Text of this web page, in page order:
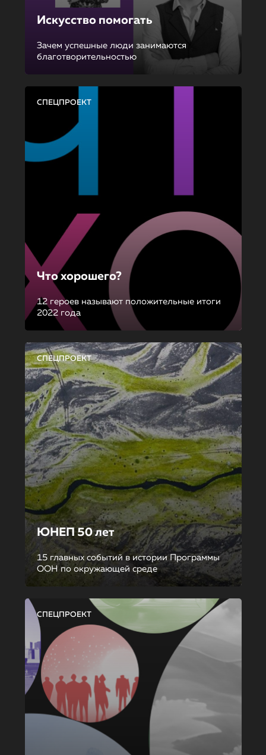
Искусство помогать
Зачем успешные люди занимаются
благотворительностью
СПЕЦПРОЕКТ
Что хорошего?
12 героев называют положительные итоги
2022 года
СПЕЦПРОЕКТ
ЮНЕП 50 лет
15 главных событий в истории Программы
ООН по окружающей среде
СПЕЦПРОЕКТ